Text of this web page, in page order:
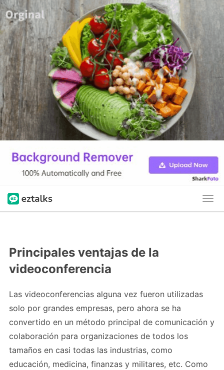
Principales ventajas de la
videoconferencia
Las videoconferencias alguna vez fueron utilizadas
solo por grandes empresas, pero ahora se ha
convertido en un método principal de comunicación y
colaboración para organizaciones de todos los
tamaños en casi todas las industrias, como
educación, medicina, finanzas y militares, etc. Como